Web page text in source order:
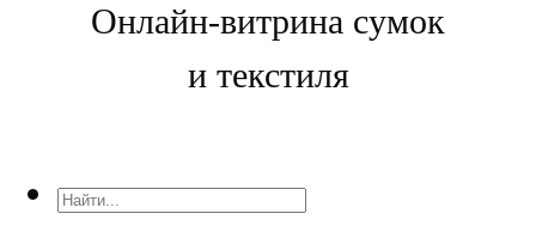
Онлайн-витрина сумок
и текстиля